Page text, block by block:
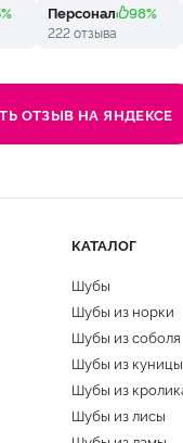
Персонал 98%
222 отзыва
ОТЗЫВ НА ЯНДЕКСЕ
КАТАЛОГ
Шубы
Шубы из норки
Шубы из соболя
Шубы из куницы
Шубы из
Шубы из лисы